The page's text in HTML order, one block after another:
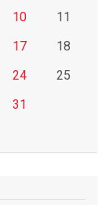
10
11
17
18
24
25
31